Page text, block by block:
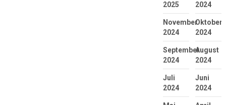
2025
2024
November
2024
Oktober
2024
September
2024
August
2024
Juli
2024
Juni
2024